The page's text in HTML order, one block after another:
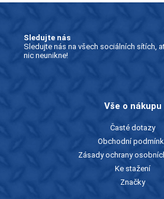
Sledujte nás
Sledujte nás na všech sociálních sítích,
nic neunikne!
Vše o nákupu
Časté dotazy
Obchodní
Zásady ochrany
Ke stažení
Značky